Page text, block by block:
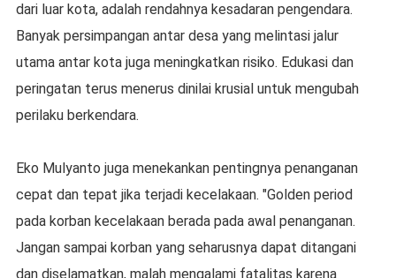
dari luar kota, adalah rendahnya kesadaran pengendara.
Banyak persimpangan antar desa yang melintasi jalur
utama antar kota juga meningkatkan risiko. Edukasi dan
peringatan terus menerus dinilai krusial untuk mengubah
perilaku berkendara.
Eko Mulyanto juga menekankan pentingnya penanganan
cepat dan tepat jika terjadi kecelakaan. "Golden period
pada korban kecelakaan berada pada awal penanganan.
Jangan sampai korban yang seharusnya dapat ditangani
dan diselamatkan, malah mengalami fatalitas karena